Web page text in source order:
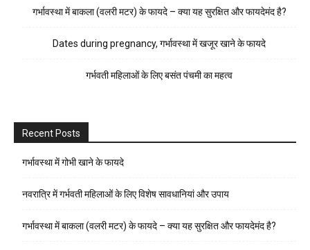
गर्भावस्था में बाकला (वलरी मटर) के फायदे – क्या यह सुरक्षित और फायदेमंद है?
Dates during pregnancy, गर्भावस्था में खजूर खाने के फायदे
गर्भवती महिलाओं के लिए बसंत पंचमी का महत्व
Recent Posts
गर्भावस्था में गोभी खाने के फायदे
नवरात्रि में गर्भवती महिलाओं के लिए विशेष सावधानियां और उपाय
गर्भावस्था में बाकला (वलरी मटर) के फायदे – क्या यह सुरक्षित और फायदेमंद है?